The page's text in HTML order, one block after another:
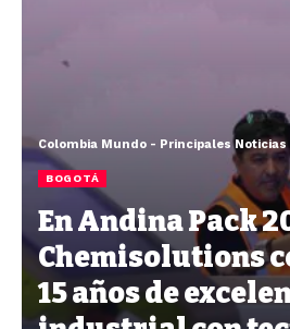
BOGOTÁ
En Andina Pack
Chemisolutions
15 años de